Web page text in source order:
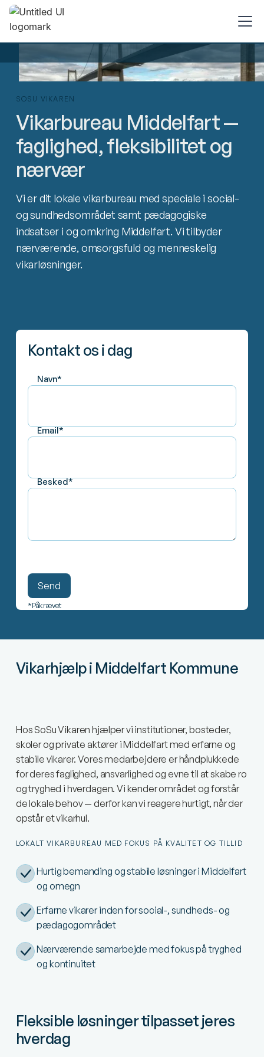
SOSU VIKAREN
Vikarbureau Middelfart —
faglighed, fleksibilitet og
nærvær
Vi er dit lokale vikarbureau med speciale i social-
og sundhedsområdet samt pædagogiske
indsatser i og omkring Middelfart. Vi tilbyder
nærværende, omsorgsfuld og menneskelig
vikarløsninger.
Kontakt os i dag
Navn*
Email*
Besked*
*Påkrævet
Vikarhjælp i Middelfart Kommune
Hos SoSu Vikaren hjælper vi institutioner, bosteder,
skoler og private aktører i Middelfart med erfarne og
stabile vikarer. Vores medarbejdere er håndplukkede
for deres faglighed, ansvarlighed og evne til at skabe ro
og tryghed i hverdagen. Vi kender området og forstår
de lokale behov — derfor kan vi reagere hurtigt, når der
opstår et vikarhul.
LOKALT VIKARBUREAU MED FOKUS PÅ KVALITET OG TILLID
Hurtig bemanding og stabile løsninger i Middelfart
og omegn
Erfarne vikarer inden for social-, sundheds- og
pædagogområdet
Nærværende samarbejde med fokus på tryghed
og kontinuitet
Fleksible løsninger tilpasset jeres
hverdag